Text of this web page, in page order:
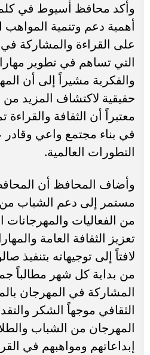
وأكد محافظ أسيوط في
أهمية دعم وتنمية
على القراءة والمشاركة في
التي تساهم في تطوير
والفكرية مشيراً إلى أن
حقيقية لاكتشاف المزيد من
معتبراً أن الثقافة والقراءة
في بناء مجتمع واعي وقادر
التطورات العالمية.
وأضاف المحافظ أن
مستمر إلى دعم الشباب من
من الفعاليات والمهرجانات
تعزيز الثقافة العامة
لافتاً إلى توجيهاته بتنفيذ
من بداية كل شهر مطالباً
المشاركة في المهرجان
الثقافي موجهاً الشكر
المهرجان من الشباب
إبداعاتهم ومواهبهم في